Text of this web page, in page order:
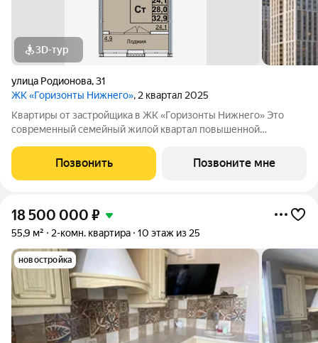
3D-тур
улица Родионова,31
ЖК «Горизонты Нижнего», 2 квартал 2025
Квартиры от застройщика в ЖК «Горизонты Нижнего» Это
современный семейный жилой квартал повышенной
Нижегородском районе, в престижной локации в верхней
части города и прекрасно подойдет современным,
Позвонить Позвоните мне
18 500 000 ₽
55,9 м² 2-комн. квартира 10 этаж из 25
новостройка